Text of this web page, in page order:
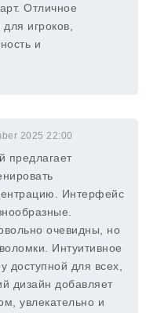
Отличное
игроков,
и
2025 22:00
предлагает
Интерфейс
очевидны, но
Интуитивное
доступной для всех,
дизайн добавляет
увлекательно и